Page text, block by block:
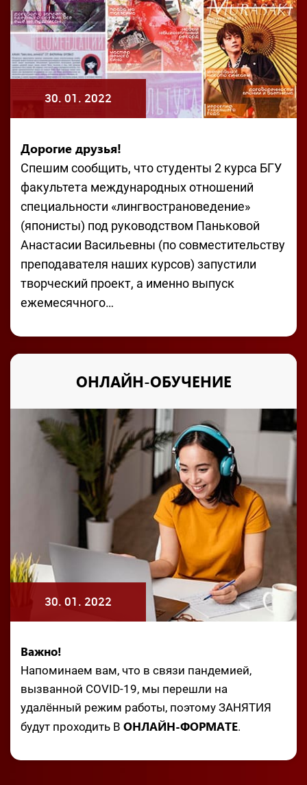
30. 01. 2022
Дорогие друзья!
Спешим сообщить, что студенты 2 курса БГУ
факультета международных отношений
специальности «лингвострановедение»
(японисты) под руководством Паньковой
Анастасии Васильевны (по совместительству
преподавателя наших курсов) запустили
творческий проект, а именно выпуск
ежемесячного…
ОНЛАЙН-ОБУЧЕНИЕ
30. 01. 2022
Важно!
Напоминаем вам, что в связи пандемией,
вызванной COVID-19, мы перешли на
удалённый режим работы, поэтому ЗАНЯТИЯ
будут проходить В ОНЛАЙН-ФОРМАТЕ.